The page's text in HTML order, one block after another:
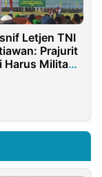
Letjen TNI
Prajurit
Harus Militan